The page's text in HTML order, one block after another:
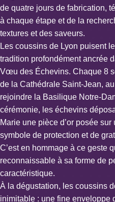
de quatre jours de fabrication,
à chaque étape et de la
textures et des saveurs.
Les coussins de Lyon puisent
tradition profondément ancrée
Vœu des Échevins. Chaque 8
de la Cathédrale Saint-Jean,
rejoindre la Basilique Notre-
cérémonie, les échevins
Marie une pièce d’or posée
symbole de protection et de
C’est en hommage à ce geste
reconnaissable à sa forme de
caractéristique.
À la dégustation, les coussins
inimitable : une fine enveloppe